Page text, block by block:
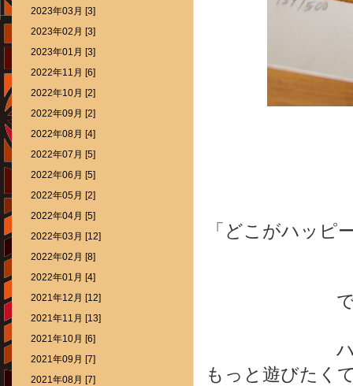
「どこがハッピ
もっと遊びたく
2023年03月 [3]
2023年02月 [3]
2023年01月 [3]
2022年11月 [6]
2022年10月 [2]
2022年09月 [2]
2022年08月 [4]
2022年07月 [5]
2022年06月 [5]
2022年05月 [2]
2022年04月 [5]
2022年03月 [12]
2022年02月 [8]
2022年01月 [4]
2021年12月 [12]
2021年11月 [13]
2021年10月 [6]
2021年09月 [7]
2021年08月 [7]